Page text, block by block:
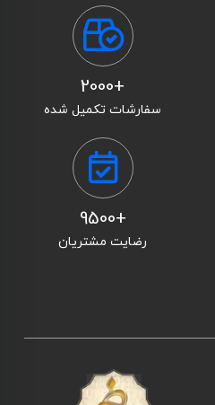
+2000
سفارشات تکمیل شده
+9500
رضایت مشتریان